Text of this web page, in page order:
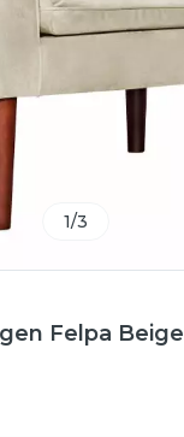
1/3
Beige 78 x 70